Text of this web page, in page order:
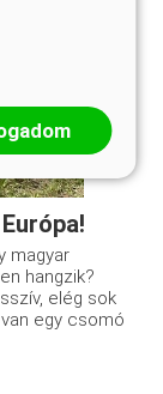
magyar
hangzik?
elég sok
egy csomó